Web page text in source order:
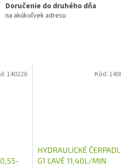
Doručenie do druhého dňa
na akúkoľvek adresu
0,55-
140226
HYDRAULICKÉ
G1 ĽAVÉ 11,40L/MIN
Kód: